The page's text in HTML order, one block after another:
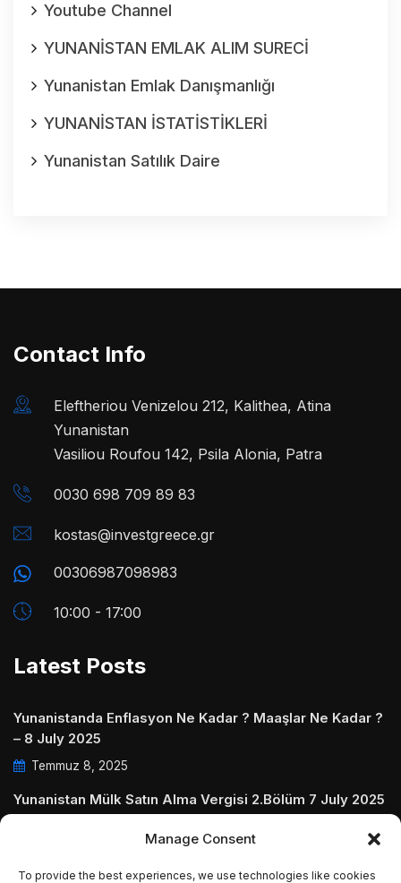
Manage Consent
To provide the best experiences, we use technologies like cookies
Youtube Channel
YUNANİSTAN EMLAK ALIM SURECİ
Yunanistan Emlak Danışmanlığı
YUNANİSTAN İSTATİSTİKLERİ
Yunanistan Satılık Daire
Contact Info
Eleftheriou Venizelou 212, Kalithea, Atina
Yunanistan
Vasiliou Roufou 142, Psila Alonia, Patra
0030 698 709 89 83
kostas@investgreece.gr
00306987098983
10:00 - 17:00
Latest Posts
Yunanistanda Enflasyon Ne Kadar ? Maaşlar Ne Kadar ?
– 8 July 2025
Temmuz 8, 2025
Yunanistan Mülk Satın Alma Vergisi 2.Bölüm 7 July 2025